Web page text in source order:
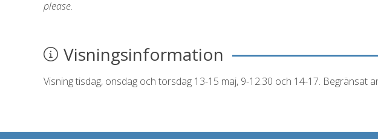
please.
Visningsinformation
Visning tisdag, onsdag och torsdag 13-15 maj, 9-12.30 och 14-17. Begränsat